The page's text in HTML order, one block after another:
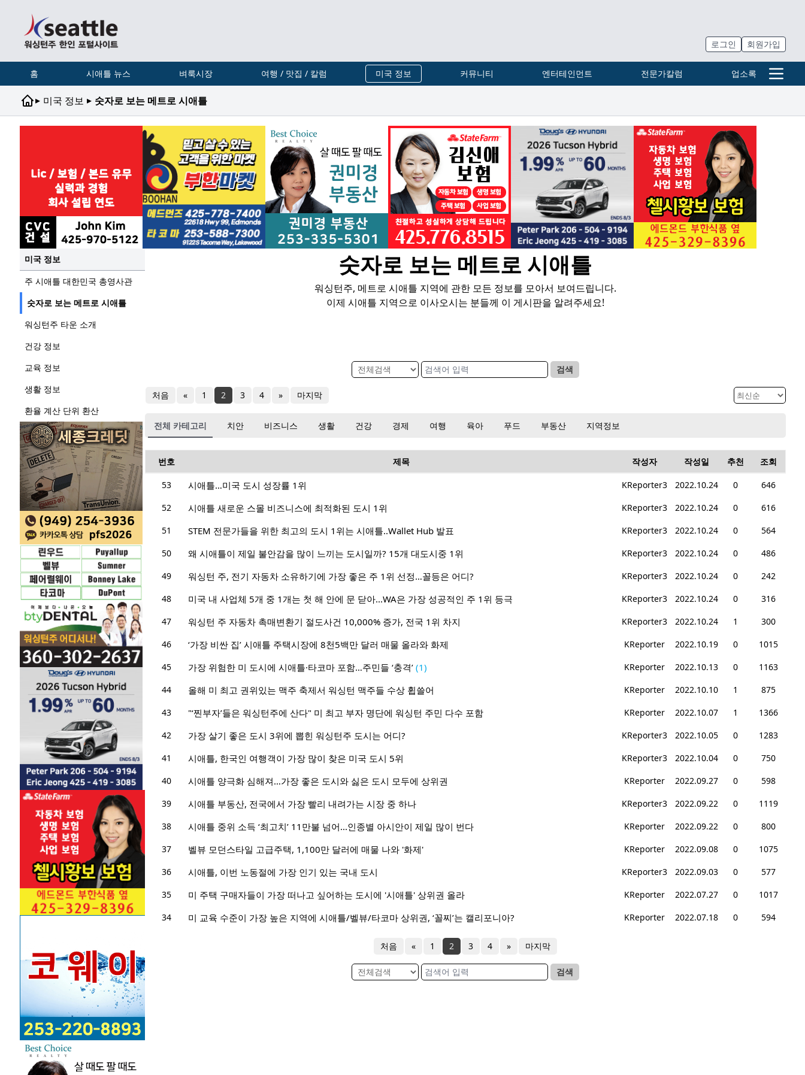
로그인 회원가입
홈 시애틀 뉴스 벼룩시장 여행 / 맛집 / 칼럼 미국 정보 커뮤니티 엔터테인먼트 전문가칼럼 업소록
▸ 미국 정보 ▸ 숫자로 보는 메트로 시애틀
미국 정보
주 시애틀 대한민국 총영사관
숫자로 보는 메트로 시애틀
워싱턴주 타운 소개
건강 정보
교육 정보
생활 정보
환율 계산 단위 환산
숫자로 보는 메트로 시애틀
워싱턴주, 메트로 시애틀 지역에 관한 모든 정보를 모아서 보여드립니다.
이제 시애틀 지역으로 이사오시는 분들께 이 게시판을 알려주세요!
검색
처음 « 1 2 3 4 » 마지막
전체 카테고리 치안 비즈니스 생활 건강 경제 여행 육아 푸드 부동산 지역정보
번호 제목 작성자 작성일 추천 조회
53 시애틀…미국 도시 성장률 1위 KReporter3 2022.10.24 0
646
52
시애틀 새로운 스몰 비즈니스에 최적화된 도시 1위 KReporter3 2022.10.24 0
616
51
STEM 전문가들을 위한 최고의 도시 1위는 시애틀..Wallet Hub 발표 KReporter3 2022.10.24 0
564
50
왜 시애틀이 제일 불안감을 많이 느끼는 도시일까? 15개 대도시중 1위 KReporter3 2022.10.24 0
486
49
워싱턴 주, 전기 자동차 소유하기에 가장 좋은 주 1위 선정…꼴등은 어디? KReporter3 2022.10.24 0
242
48
미국 내 사업체 5개 중 1개는 첫 해 안에 문 닫아...WA은 가장 성공적인 주 1위 등극 KReporter3 2022.10.24 0
316
47
워싱턴 주 자동차 촉매변환기 절도사건 10,000% 증가, 전국 1위 차지 KReporter3 2022.10.24 1
300
46
‘가장 비싼 집’ 시애틀 주택시장에 8천5백만 달러 매물 올라와 화제 KReporter 2022.10.19 0
1015
45
가장 위험한 미 도시에 시애틀·타코마 포함…주민들 ‘충격’ (1) KReporter 2022.10.13 0
1163
44
올해 미 최고 권위있는 맥주 축제서 워싱턴 맥주들 수상 휩쓸어 KReporter 2022.10.10 1
875
43
"‘찐부자’들은 워싱턴주에 산다" 미 최고 부자 명단에 워싱턴 주민 다수 포함 KReporter 2022.10.07 1
1366
42
가장 살기 좋은 도시 3위에 뽑힌 워싱턴주 도시는 어디? KReporter3 2022.10.05 0
1283
41
시애틀, 한국인 여행객이 가장 많이 찾은 미국 도시 5위 KReporter3 2022.10.04 0
750
40
시애틀 양극화 심해져…가장 좋은 도시와 싫은 도시 모두에 상위권 KReporter 2022.09.27 0
598
39
시애틀 부동산, 전국에서 가장 빨리 내려가는 시장 중 하나 KReporter3 2022.09.22 0
1119
38
시애틀 중위 소득 ‘최고치’ 11만불 넘어...인종별 아시안이 제일 많이 번다 KReporter 2022.09.22 0
800
37
벨뷰 모던스타일 고급주택, 1,100만 달러에 매물 나와 '화제' KReporter 2022.09.08 0
1075
36
시애틀, 이번 노동절에 가장 인기 있는 국내 도시 KReporter3 2022.09.03 0
577
35
미 주택 구매자들이 가장 떠나고 싶어하는 도시에 '시애틀' 상위권 올라 KReporter 2022.07.27 0
1017
34
미 교육 수준이 가장 높은 지역에 시애틀/벨뷰/타코마 상위권, ‘꼴찌’는 캘리포니아? KReporter 2022.07.18 0 594
처음 « 1 2 3 4 » 마지막
검색